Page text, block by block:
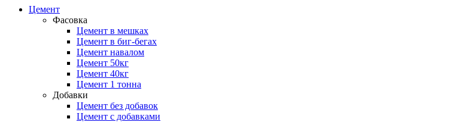
Цемент
Фасовка
Цемент в мешках
Цемент в биг-бегах
Цемент навалом
Цемент 50кг
Цемент 40кг
Цемент 1 тонна
Добавки
Цемент без добавок
Цемент с добавками